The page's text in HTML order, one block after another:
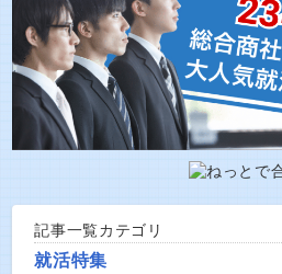
記事一覧カテゴリ
就活特集